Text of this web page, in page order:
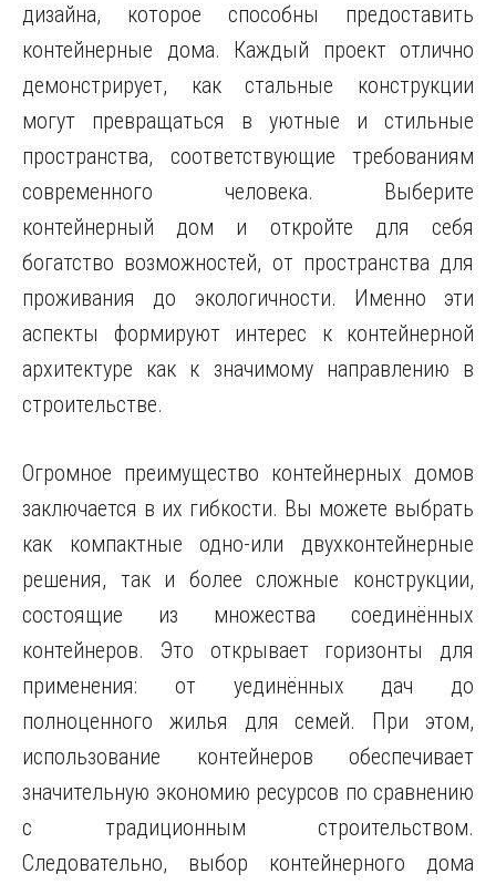
дизайна, которое способны предоставить
контейнерные дома. Каждый проект отлично
демонстрирует, как стальные конструкции
могут превращаться в уютные и стильные
пространства, соответствующие требованиям
современного человека. Выберите
контейнерный дом и откройте для себя
богатство возможностей, от пространства для
проживания до экологичности. Именно эти
аспекты формируют интерес к контейнерной
архитектуре как к значимому направлению в
строительстве.
Огромное преимущество контейнерных домов
заключается в их гибкости. Вы можете выбрать
как компактные одно-или двухконтейнерные
решения, так и более сложные конструкции,
состоящие из множества соединённых
контейнеров. Это открывает горизонты для
применения: от уединённых дач до
полноценного жилья для семей. При этом,
использование контейнеров обеспечивает
значительную экономию ресурсов по сравнению
с традиционным строительством.
Следовательно, выбор контейнерного дома